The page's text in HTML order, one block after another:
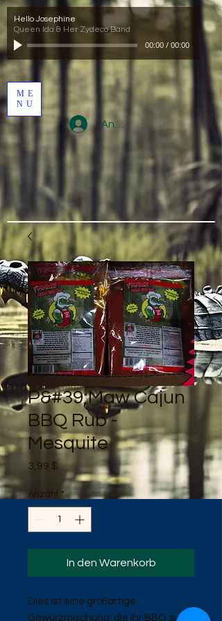
Hello Josephine
Queen Ida & Her Zydeco Band
00:00 / 00:00
ME
NU
Anmelden
P&#39;Maw Cajun
BBQ Rub -
Mesquite
3,99 $Preis
Anzahl *
In den Warenkorb
Dies ist eine großartige
Gewürzmischung, die Ihr BBQ so